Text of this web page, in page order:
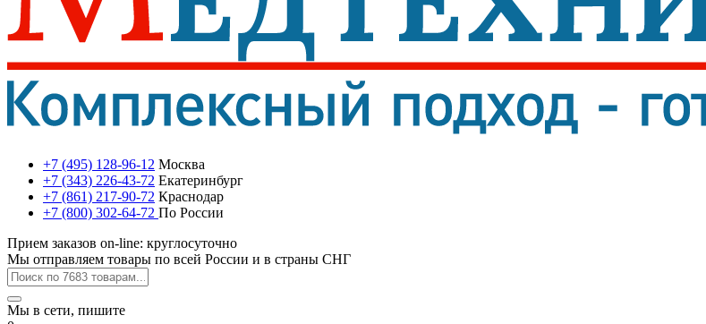
+7 (495) 128-96-12 Москва
+7 (343) 226-43-72 Екатеринбург
+7 (861) 217-90-72 Краснодар
+7 (800) 302-64-72 По России
Прием заказов on-line: круглосуточно
Мы отправляем товары по всей России и в страны СНГ
Мы в сети, пишите